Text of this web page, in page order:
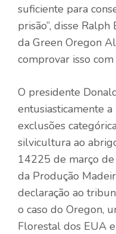
suficiente para
prisão”, disse
da Green Oregon
comprovar isso
O presidente
entusiasticamente
exclusões
silvicultura ao
14225 de março
da Produção
declaração ao
o caso do Oregon,
Florestal dos EUA